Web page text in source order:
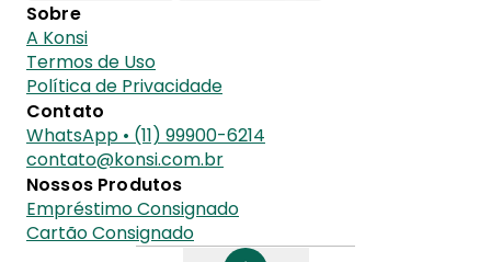
Sobre
A Konsi
Termos de Uso
Política de Privacidade
Contato
WhatsApp • (11) 99900-6214
contato@konsi.com.br
Nossos Produtos
Empréstimo Consignado
Cartão Consignado